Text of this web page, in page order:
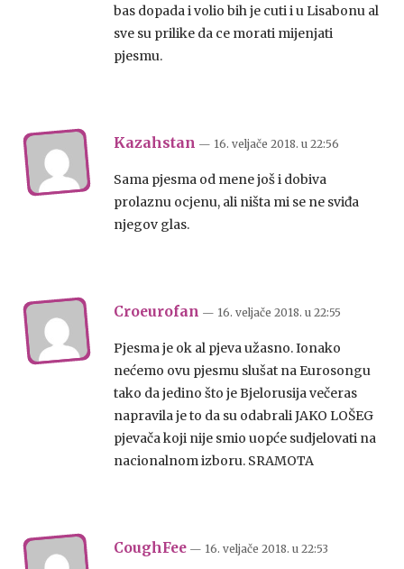
bas dopada i volio bih je cuti i u Lisabonu al
sve su prilike da ce morati mijenjati
pjesmu.
Kazahstan — 16. veljače 2018. u 22:56
Sama pjesma od mene još i dobiva
prolaznu ocjenu, ali ništa mi se ne sviđa
njegov glas.
Croeurofan — 16. veljače 2018. u 22:55
Pjesma je ok al pjeva užasno. Ionako
nećemo ovu pjesmu slušat na Eurosongu
tako da jedino što je Bjelorusija večeras
napravila je to da su odabrali JAKO LOŠEG
pjevača koji nije smio uopće sudjelovati na
nacionalnom izboru. SRAMOTA
CoughFee — 16. veljače 2018. u 22:53